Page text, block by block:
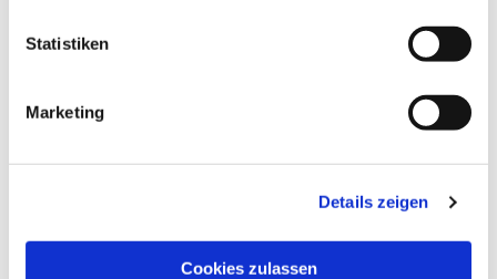
Statistiken
Marketing
Details zeigen
Cookies zulassen